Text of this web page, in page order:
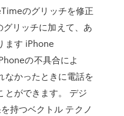
のグリッチを修正
リッチに加えて、あ
ます iPhone
の不具合によ
なかったときに電話を
とができます。 デジ
持つベクトル テクノ